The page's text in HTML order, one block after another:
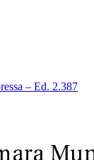
– Ed. 2.387